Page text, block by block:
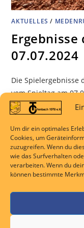
Um dir ein optimales
Cookies, um
zuzugreifen. Wenn du
wie das Surfverhalten
verarbeiten. Wenn du
können bestimmte
AKTUELLES /
07.07.2024
Die Spielergebnisse
vom Spieltag am
der MSG TV
Rosenkranz setzte
gewann mit 6:1 6:2.
ebenfalls…